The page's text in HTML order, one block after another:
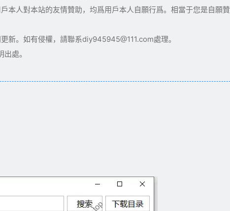
本人對本站的友情贊助，均爲用戶本人自願行爲。相當于您是自願
新。如有侵權，請聯系diy945945@111.com處理。
處。